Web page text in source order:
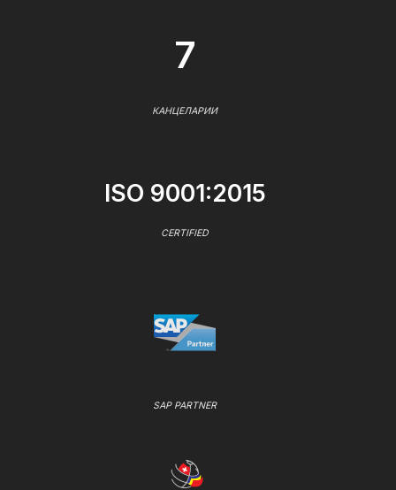
7
КАНЦЕЛАРИИ
ISO 9001:2015
CERTIFIED
SAP PARTNER